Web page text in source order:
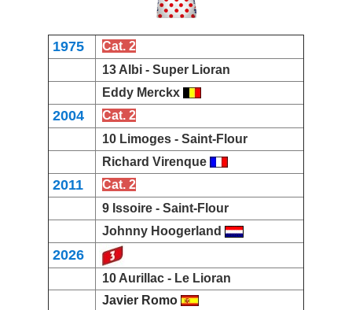
1975
Cat. 2
13 Albi - Super Lioran
Eddy Merckx
2004
Cat. 2
10 Limoges - Saint-Flour
Richard Virenque
2011
Cat. 2
9 Issoire - Saint-Flour
Johnny Hoogerland
2026
10 Aurillac - Le Lioran
Javier Romo